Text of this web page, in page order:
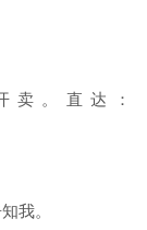
卖。直达：
我。